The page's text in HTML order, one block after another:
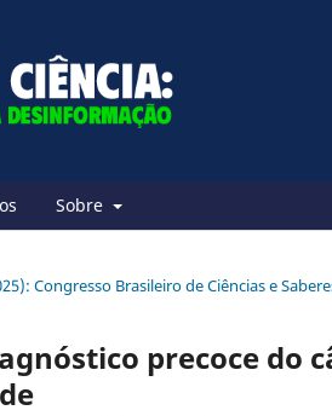
Sobre
Congresso Brasileiro de Ciências e
precoce do